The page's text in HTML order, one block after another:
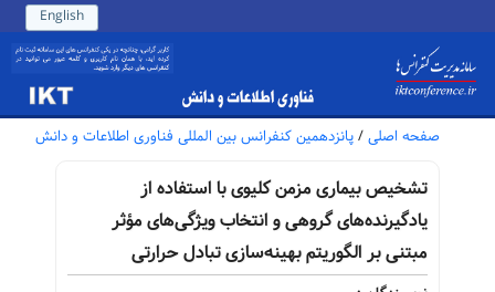
English
صفحه اصلی / پانزدهمین کنفرانس بین المللی فناوری اطلاعات و دانش
تشخیص بیماری مزمن کلیوی با استفاده از
یادگیرنده‌های گروهی و انتخاب ویژگی‌های مؤثر
مبتنی‌ بر الگوریتم بهینه‌سازی تبادل حرارتی